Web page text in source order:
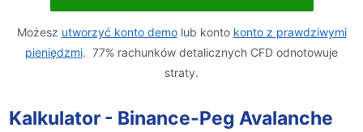
Możesz utworzyć konto demolub konto konto z prawdziwymi
pieniędzmi. 77% rachunków detalicznych CFD odnotowuje
straty.
Kalkulator - Binance-Peg Avalanche